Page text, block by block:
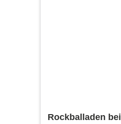
Rockballaden bei